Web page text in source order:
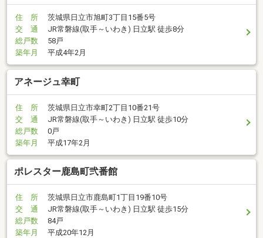
住 所
茨城県日立市旭町3丁目15番5号
交 通
JR常磐線(取手～いわき) 日立駅 徒歩8分
総戸数
58戸
築年月
平成4年2月
アネージュ幸町
住 所
茨城県日立市幸町2丁目10番21号
交 通
JR常磐線(取手～いわき) 日立駅 徒歩10分
総戸数
0戸
築年月
平成17年2月
ポレスター鹿島町弐番館
住 所
茨城県日立市鹿島町1丁目19番10号
交 通
JR常磐線(取手～いわき) 日立駅 徒歩15分
総戸数
84戸
築年月
平成20年12月